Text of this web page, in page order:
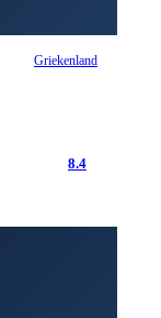
Griekenland
8.4